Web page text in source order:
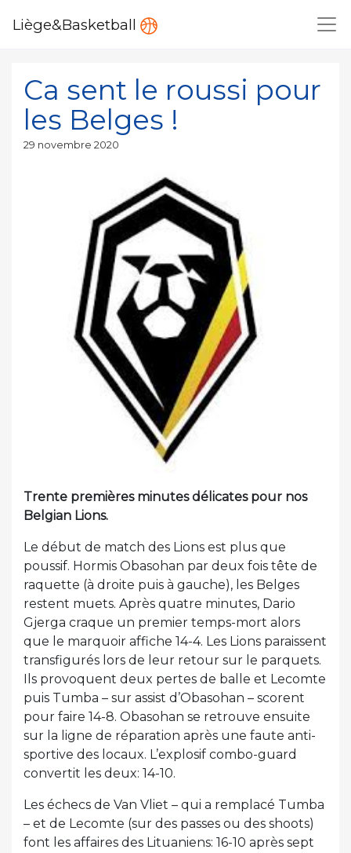
Liège&Basketball
Ca sent le roussi pour
les Belges !
Publié
29 novembre 2020
Trente premières minutes délicates pour nos
Belgian Lions.
Le début de match des Lions est plus que
poussif. Hormis Obasohan par deux fois tête de
raquette (à droite puis à gauche), les Belges
restent muets. Après quatre minutes, Dario
Gjerga craque un premier temps-mort alors
que le marquoir affiche 14-4. Les Lions paraissent
transfigurés lors de leur retour sur le parquets.
Ils provoquent deux pertes de balle et Lecomte
puis Tumba – sur assist d’Obasohan – scorent
pour faire 14-8. Obasohan se retrouve ensuite
sur la ligne de réparation après une faute anti-
sportive des locaux. L’explosif combo-guard
convertit les deux: 14-10.
Les échecs de Van Vliet – qui a remplacé Tumba
– et de Lecomte (sur des passes ou des shoots)
font les affaires des Lituaniens: 16-10 après sept